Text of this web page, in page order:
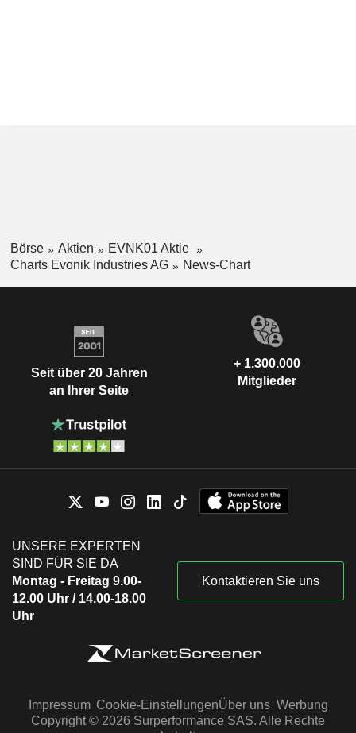
Börse Aktien
EVNK01 Aktie
Charts Evonik Industries AG
News-Chart
Seit über 20 Jahren
an Ihrer Seite
+ 1.300.000
Mitglieder
UNSERE EXPERTEN
SIND FÜR SIE DA
Montag - Freitag 9.00-
12.00 Uhr / 14.00-18.00
Uhr
Kontaktieren Sie uns
Impressum Cookie-EinstellungenÜber uns Werbung
Copyright © 2026 Surperformance SAS. Alle Rechte